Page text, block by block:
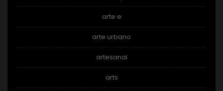
arte e
arte urbano
artesanal
arts